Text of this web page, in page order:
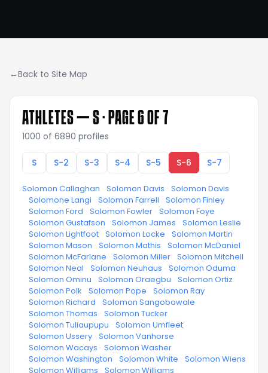
←Back to Site Map
ATHLETES — S· PAGE 6 OF 7
1000 of 6890 profiles
S S-2 S-3 S-4 S-5 S-6 S-7
Solomon Callaghan · Solomon Davis · Solomon Davis
· Solomone Langi · Solomon Farrell · Solomon Finley
· Solomon Ford · Solomon Fowler · Solomon Foye
· Solomon Gustafson · Solomon James · Solomon Leslie
· Solomon Lightfoot · Solomon Locke · Solomon Martin
· Solomon Mason · Solomon Mathis · Solomon McDaniel
· Solomon McFarlane · Solomon Miller · Solomon Mitchell
· Solomon Neal · Solomon Neuhaus · Solomon Oduma
· Solomon Ominu · Solomon Oraegbu · Solomon Ortiz
· Solomon Polk · Solomon Pope · Solomon Ray
· Solomon Richard · Solomon Sangobowale
· Solomon Thomas · Solomon Tucker
· Solomon Tuliaupupu · Solomon Umfleet
· Solomon Ussery · Solomon Vanhorse
· Solomon Wacays · Solomon Washer
· Solomon Washington · Solomon White · Solomon Wiens
· Solomon Williams · Solomon Williams